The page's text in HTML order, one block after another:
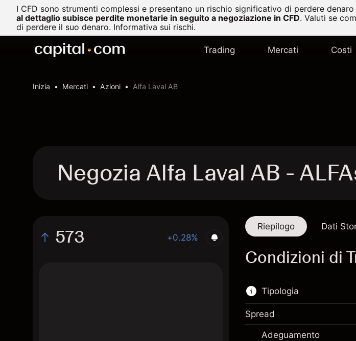
I CFD sono strumenti complessi e presentano un rischio significativo di perdere
al dettaglio subisce perdite monetarie in seguito a negoziazione in CFD. Valuti se
di perdere il suo denaro. Informativa sui rischi.
Trading Mercati Costi
Inizia Mercati Azioni Alfa Laval AB
Negozia Alfa Laval AB -
573 +0.28%
Riepilogo Dati
Condizioni di
Tipologia
Questo strumento
il trading di CFD e
Spread
Adeguamento